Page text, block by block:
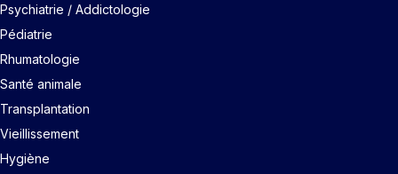
Psychiatrie / Addictologie
Pédiatrie
Rhumatologie
Santé animale
Transplantation
Vieillissement
Hygiène